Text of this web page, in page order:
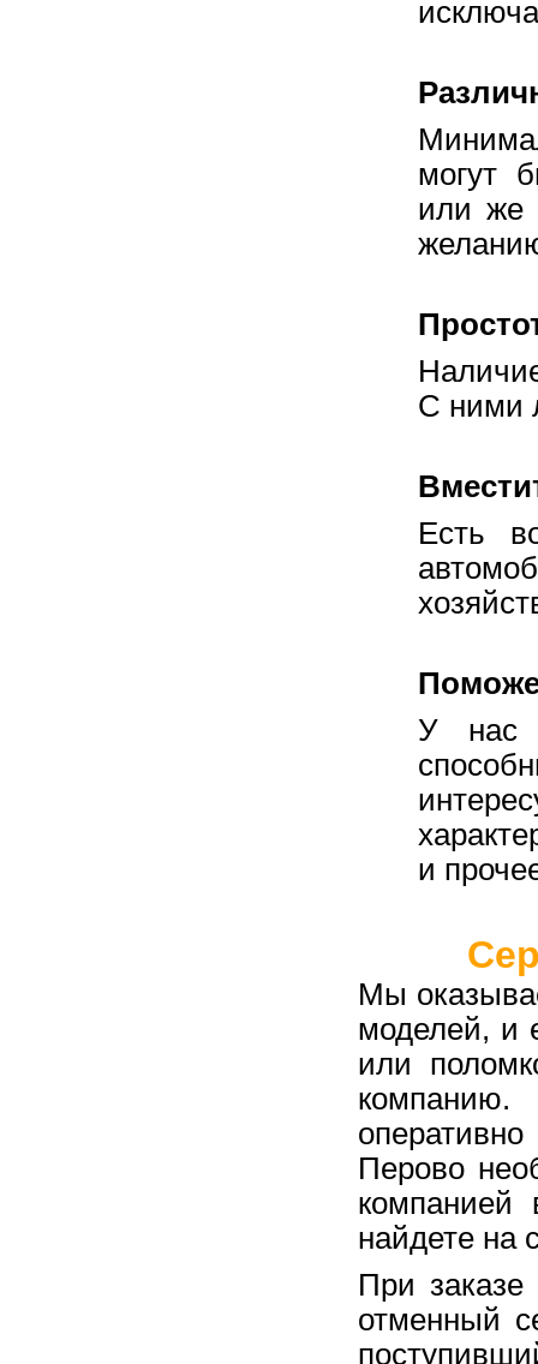
могут
или же
С ними
Есть
У нас
и
Мы
моделей, и
или
компанию.
Перово
найдете на
При
отменный